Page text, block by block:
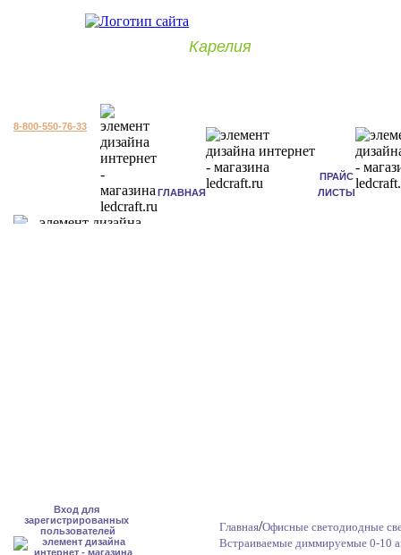
Карелия
8-800-550-76-33
ГЛАВНАЯ
ПРАЙС
ЛИСТЫ
Вход для
зарегистрированных
пользователей
Главная/Офисные светодиодные
Встраиваемые диммируемые 0-10